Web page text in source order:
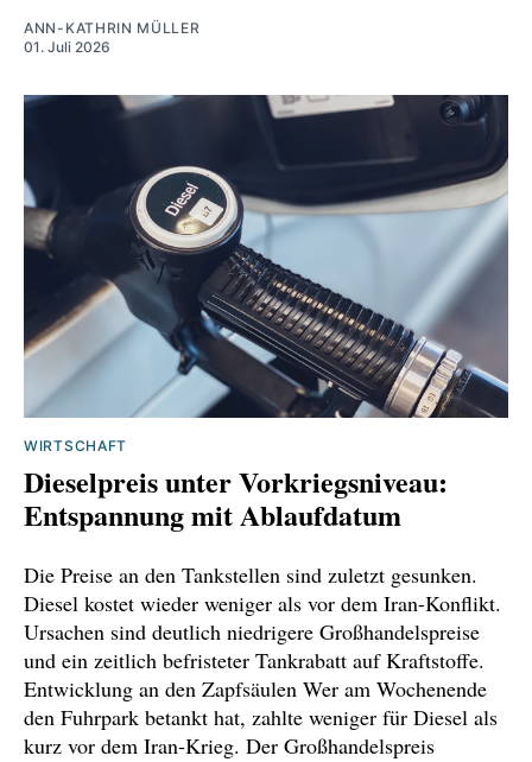
ANN-KATHRIN MÜLLER
01. Juli 2026
WIRTSCHAFT
Dieselpreis unter Vorkriegsniveau:
Entspannung mit Ablaufdatum
Die Preise an den Tankstellen sind zuletzt gesunken.
Diesel kostet wieder weniger als vor dem Iran-Konflikt.
Ursachen sind deutlich niedrigere Großhandelspreise
und ein zeitlich befristeter Tankrabatt auf Kraftstoffe.
Entwicklung an den Zapfsäulen Wer am Wochenende
den Fuhrpark betankt hat, zahlte weniger für Diesel als
kurz vor dem Iran-Krieg. Der Großhandelspreis